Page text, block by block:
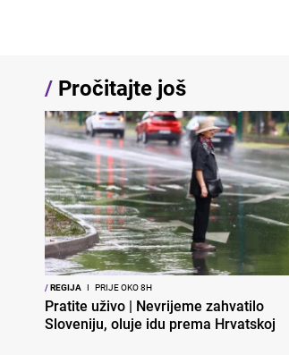
/ Pročitajte još
/REGIJA I PRIJE OKO 8H
Pratite uživo | Nevrijeme zahvatilo
Sloveniju, oluje idu prema Hrvatskoj